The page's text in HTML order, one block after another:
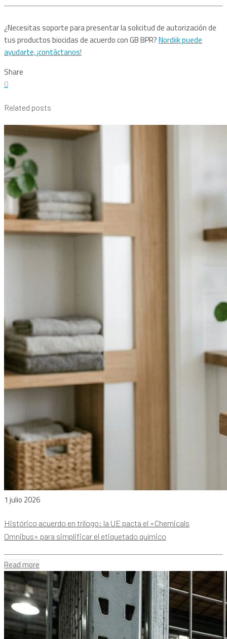
¿Necesitas soporte para presentar la solicitud de autorización de
tus productos biocidas de acuerdo con GB BPR?Nordiik puede
ayudarte, ¡contáctanos!
Share
0
Related posts
1 julio 2026
Histórico acuerdo en trílogo: la UE pacta el «Chemicals
Omnibus» para simplificar el etiquetado químico
Read more